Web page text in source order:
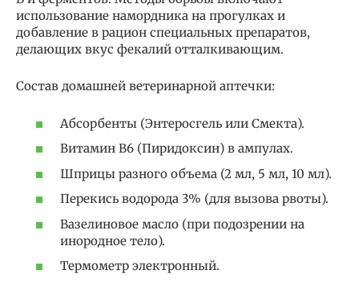
использование намордника на прогулках и
добавление в рацион специальных препаратов,
делающих вкус фекалий отталкивающим.
Состав домашней ветеринарной аптечки:
Абсорбенты (Энтеросгель или Смекта).
Витамин В6 (Пиридоксин) в ампулах.
Шприцы разного объема (2 мл, 5 мл, 10 мл).
Перекись водорода 3% (для вызова рвоты).
Вазелиновое масло (при подозрении на
инородное тело).
Термометр электронный.